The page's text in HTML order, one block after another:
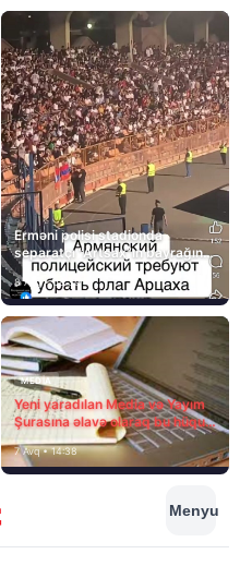
Erməni polisi stadionda
separatçı “Artsax”ın bayrağını
müsadirə etdi və…
8 Avq • 08:39
MEDİA
Yeni yaradılan Media və Yayım
Şurasına əlavə olaraq bu hüquq
və vəzifələr də verilib
7 Avq • 14:38
Menyu